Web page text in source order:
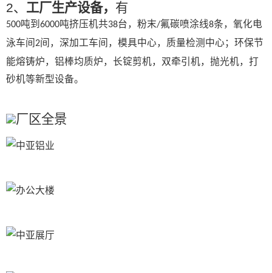
2、 工厂生产设备， 有
500吨到 6000吨挤压机共38台，粉末/氟碳喷涂线8条，氧化电
泳车间2间，深加工车间，模具中心，质量检测中心；环保节
能熔铸炉，铝棒均质炉，长锭剪机，双牵引机，抛光机，打
砂机等新型设备。